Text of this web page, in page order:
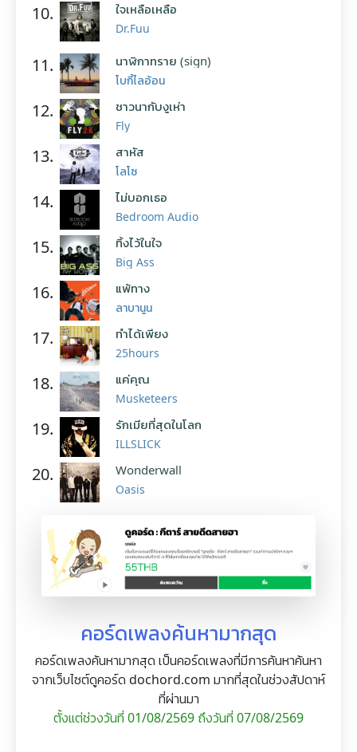
10. ใจเหลือเหลือ
Dr.Fuu
11. นาฬิกาทราย (sign)
โบกี้ไลอ้อน
12. ชาวนากับงูเห่า
Fly
13. สาหัส
โลโซ
14. ไม่บอกเธอ
Bedroom Audio
15. ทิ้งไว้ในใจ
Big Ass
16. แพ้ทาง
ลาบานูน
17. ทำได้เพียง
25hours
18. แค่คุณ
Musketeers
19. รักเมียที่สุดในโลก
ILLSLICK
20. Wonderwall
Oasis
คอร์ดเพลงค้นหามากสุด
คอร์ดเพลงค้นหามากสุด เป็นคอร์ดเพลงที่มีการค้นหาค้นหา
จากเว็บไซต์ดูคอร์ด dochord.com มากที่สุดในช่วงสัปดาห์
ที่ผ่านมา
ตั้งแต่ช่วงวันที่ 01/08/2569 ถึงวันที่ 07/08/2569